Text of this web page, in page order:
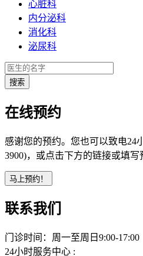
心脏科
内分泌科
消化科
泌尿科
在线预约
感谢您的预约。您也可以致电24
3900)，或点击下方的链接或填写
联系我们
门诊时间：周一至周日9:00-17:00
24小时服务中心 :